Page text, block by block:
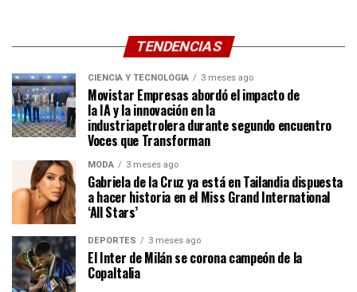
TENDENCIAS
CIENCIA Y TECNOLOGÍA 3 meses ago
Movistar Empresas abordó el impacto de
la IA y la innovación en la
industriapetrolera durante segundo encuentro
Voces que Transforman
MODA 3 meses ago
Gabriela de la Cruz ya está en Tailandia dispuesta
a hacer historia en el Miss Grand International
‘All Stars’
DEPORTES 3 meses ago
El Inter de Milán se corona campeón de la
CopaItalia